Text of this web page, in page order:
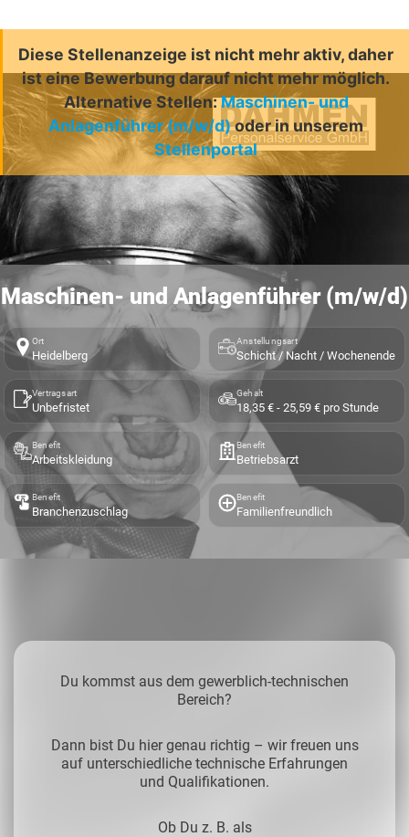
Diese Stellenanzeige ist nicht mehr aktiv, daher
ist eine Bewerbung darauf nicht mehr möglich.
Alternative Stellen:Maschinen- und
Anlagenführer (m/w/d)oder in unserem
Stellenportal
Maschinen- und Anlagenführer (m/w/d)
Ort
Heidelberg
Anstellungsart
Schicht / Nacht / Wochenende
Vertragsart
Unbefristet
Gehalt
18,35 € - 25,59 € pro Stunde
Benefit
Arbeitskleidung
Benefit
Betriebsarzt
Benefit
Branchenzuschlag
Benefit
Familienfreundlich
Du kommst aus dem gewerblich-technischen
Bereich?
Dann bist Du hier genau richtig – wir freuen uns
auf unterschiedliche technische Erfahrungen
und Qualifikationen.
Ob Du z. B. als